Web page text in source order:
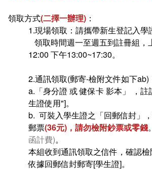
校園行事曆
報名系統
線上報名
線上報名查詢
輔導處
研發處
秘書處事務組
秘書處出納組
秘書處文書組
教學媒體處
外國語文學系
文化藝術學系
科技管理學系
健康管理與促進學系
課程大綱
網路選課
網路教學 3.0 (111-2學期啟用)
校園行事曆
資訊服務線上報修系統
消耗品申請
會計預警及請購系統
教室‧會議室預約系統
線上報修最新消息
問卷調查
法令規章
書表下載
政府公開資訊
常見問答
意見信箱
領取方式(二擇一辦理) ：
1.現場領取：請攜帶新生登記入學
領取時間週一至週五到註冊組，
12:00 下午13:00~17:30。
2.通訊領取(郵寄-檢附文件如下ab)
a.「身分證 或 健保卡 影本」 ，
生證使用"]。
b. 可裝入學生證之「回郵信封」
郵票(36元)，請勿檢附鈔票或零錢。
函計費)。
本組收到通訊領取之信件，確認檢
依據回郵信封郵寄[學生證]。